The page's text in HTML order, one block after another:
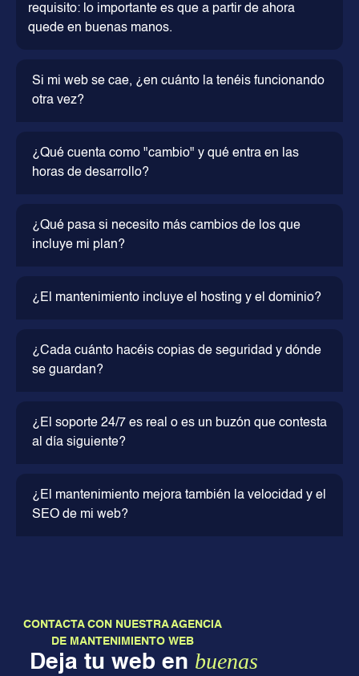
requisito: lo importante es que a partir de ahora
quede en buenas manos.
Si mi web se cae, ¿en cuánto la tenéis funcionando
otra vez?
¿Qué cuenta como "cambio" y qué entra en las
horas de desarrollo?
¿Qué pasa si necesito más cambios de los que
incluye mi plan?
¿El mantenimiento incluye el hosting y el dominio?
¿Cada cuánto hacéis copias de seguridad y dónde
se guardan?
¿El soporte 24/7 es real o es un buzón que contesta
al día siguiente?
¿El mantenimiento mejora también la velocidad y el
SEO de mi web?
CONTACTA CON NUESTRA AGENCIA
DE MANTENIMIENTO WEB
Deja tu web en buenas